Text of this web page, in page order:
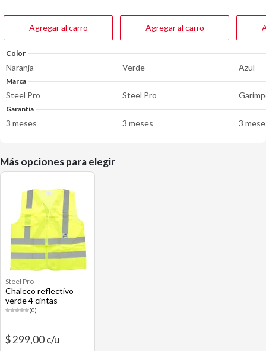
Agregar al carro Agregar al carro
Color
Naranja Verde Azul
Marca
Steel Pro Steel Pro
Garantía
3 meses 3 meses 3
Más opciones para elegir
Steel Pro
Chaleco reflectivo
verde 4 cintas
(0)
$ 299,00 c/u